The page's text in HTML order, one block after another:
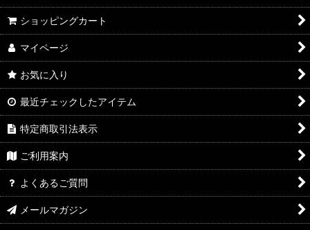
ショッピングカート
マイページ
お気に入り
最近チェックしたアイテム
特定商取引法表示
ご利用案内
よくあるご質問
メールマガジン